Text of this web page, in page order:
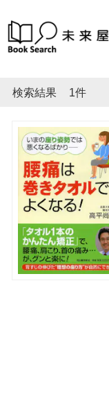
検索結果 1件